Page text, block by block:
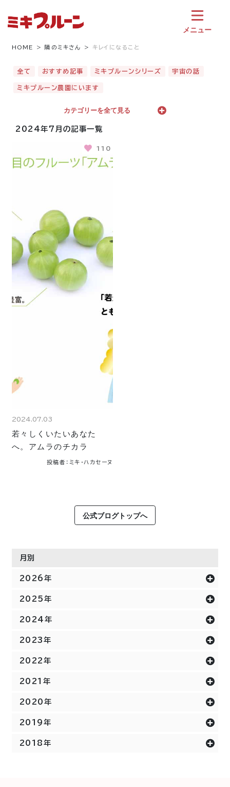
メニュー
HOME 隣のミキさん キレイになること
全て おすすめ記事 ミキプルーンシリーズ 宇宙の話
ミキプルーン農園にいます
カテゴリーを全て見る
2024年7月の記事一覧
110
2024.07.03
若々しくいたいあなた
へ。アムラのチカラ
投稿者：ミキ・ハカセーヌ
公式ブログトップへ
月別
2026年
2025年
2024年
2023年
2022年
2021年
2020年
2019年
2018年